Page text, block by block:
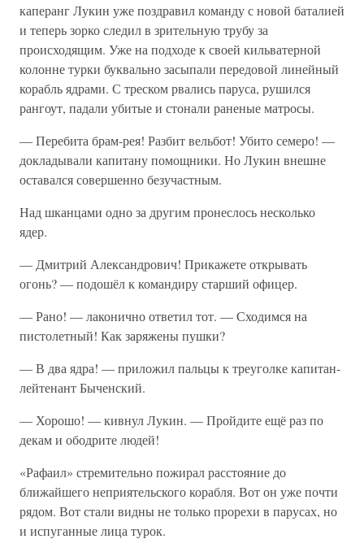
каперанг Лукин уже поздравил команду с новой баталией
и теперь зорко следил в зрительную трубу за
происходящим. Уже на подходе к своей кильватерной
колонне турки буквально засыпали передовой линейный
корабль ядрами. С треском рвались паруса, рушился
рангоут, падали убитые и стонали раненые матросы.
— Перебита брам-рея! Разбит вельбот! Убито семеро! —
докладывали капитану помощники. Но Лукин внешне
оставался совершенно безучастным.
Над шканцами одно за другим пронеслось несколько
ядер.
— Дмитрий Александрович! Прикажете открывать
огонь? — подошёл к командиру старший офицер.
— Рано! — лаконично ответил тот. — Сходимся на
пистолетный! Как заряжены пушки?
— В два ядра! — приложил пальцы к треуголке капитан-
лейтенант Быченский.
— Хорошо! — кивнул Лукин. — Пройдите ещё раз по
декам и ободрите людей!
«Рафаил» стремительно пожирал расстояние до
ближайшего неприятельского корабля. Вот он уже почти
рядом. Вот стали видны не только прорехи в парусах, но
и испуганные лица турок.